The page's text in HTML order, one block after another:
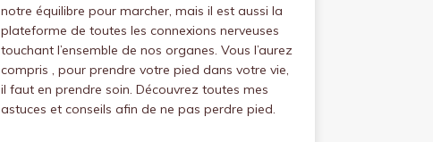
notre équilibre pour marcher, mais il est aussi la
plateforme de toutes les connexions nerveuses
touchant l’ensemble de nos organes. Vous l’aurez
compris , pour prendre votre pied dans votre vie,
il faut en prendre soin. Découvrez toutes mes
astuces et conseils afin de ne pas perdre pied.